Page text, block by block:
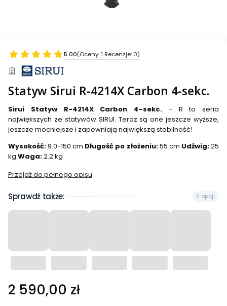
5.00(Oceny: 1 Recenzje: 0)
Statyw Sirui R-4214X Carbon 4-sekc.
Sirui Statyw R-4214X Carbon 4-sekc. - R to seria
największych ze statywów SIRUI. Teraz są one jeszcze wyższe,
jeszcze mocniejsze i zapewniają największą stabilność!
Wysokość:9.0-150 cm Długość po złożeniu:55 cm Udźwig:25
kg Waga:2.2 kg
Przejdź do pełnego opisu
Sprawdź także: 5 opcji
Cena
2 590,00 zł